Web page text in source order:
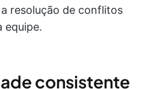
resolução de conflitos
equipe.
consistente